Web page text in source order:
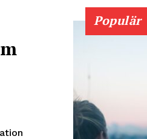
Populär